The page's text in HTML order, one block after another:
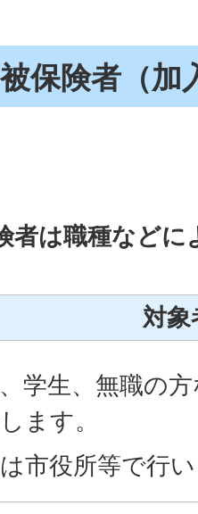
保険者（加
者は職種など
対象
学生、無職の
ます。
市役所等で行